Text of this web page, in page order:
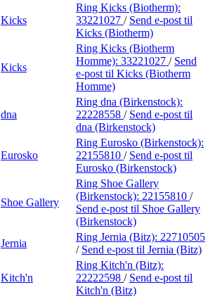
Kicks
Ring Kicks (Biotherm):
33221027 / Send e-post til
Kicks (Biotherm)
Kicks
Ring Kicks (Biotherm
Homme): 33221027 / Send
e-post til Kicks (Biotherm
Homme)
dna
Ring dna (Birkenstock):
22228558 / Send e-post til
dna (Birkenstock)
Eurosko
Ring Eurosko (Birkenstock):
22155810 / Send e-post til
Eurosko (Birkenstock)
Shoe Gallery
Ring Shoe Gallery
(Birkenstock): 22155810 /
Send e-post til Shoe Gallery
(Birkenstock)
Jernia
Ring Jernia (Bitz): 22710505
/ Send e-post til Jernia (Bitz)
Kitch'n
Ring Kitch'n (Bitz):
22222598 / Send e-post til
Kitch'n (Bitz)